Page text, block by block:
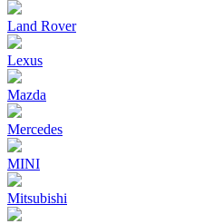
Land Rover
Lexus
Mazda
Mercedes
MINI
Mitsubishi